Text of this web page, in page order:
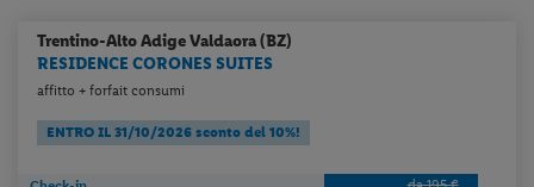
Trentino-Alto AdigeValdaora (BZ)
RESIDENCE CORONES SUITES
affitto + forfait consumi
ENTRO IL 31/10/2026 sconto del 10%!